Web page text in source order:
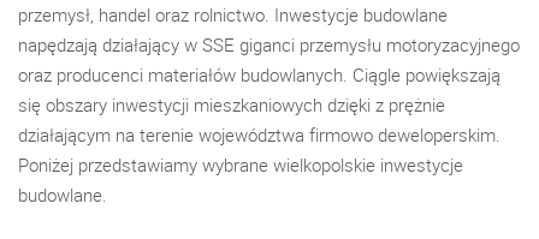
przemysł, handel oraz rolnictwo. Inwestycje budowlane
napędzają działający w SSE giganci przemysłu motoryzacyjnego
oraz producenci materiałów budowlanych. Ciągle powiększają
się obszary inwestycji mieszkaniowych dzięki z prężnie
działającym na terenie województwa firmowo deweloperskim.
Poniżej przedstawiamy wybrane wielkopolskie inwestycje
budowlane.